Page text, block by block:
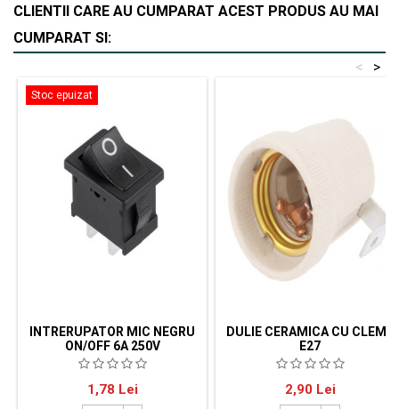
CLIENTII CARE AU CUMPARAT ACEST PRODUS AU MAI
CUMPARAT SI:
>
<
Stoc epuizat
INTRERUPATOR MIC NEGRU
ON/OFF 6A 250V
Intrerupator mic negru on/off 6A
Pret
1,78 Lei
DULIE CERAMICA CU CLEMA
E27
dulie pentru bec Subtip bolţ
Pret
2,90 Lei